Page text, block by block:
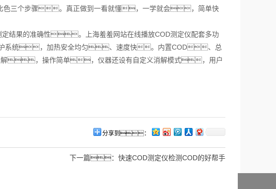
三个步骤。真正做到一看就懂，一学就会，简单快
结果的准确性。上海羞羞网站在线播放COD测定仪配套多功
护系统，加热安全均匀、速度快。内置COD、总
，操作简单，仪器还设有自定义消解模式，用户
分享到：
下一篇： 快速COD测定仪检测COD的好帮手